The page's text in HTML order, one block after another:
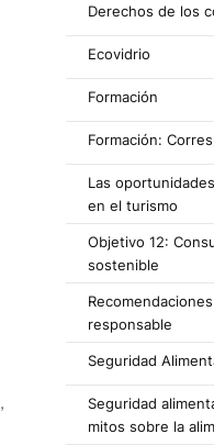
Derechos de los
Ecovidrio
Formación
Formación:
Las
en el turismo
Objetivo 12:
sostenible
responsable
Seguridad
Seguridad
mitos sobre la